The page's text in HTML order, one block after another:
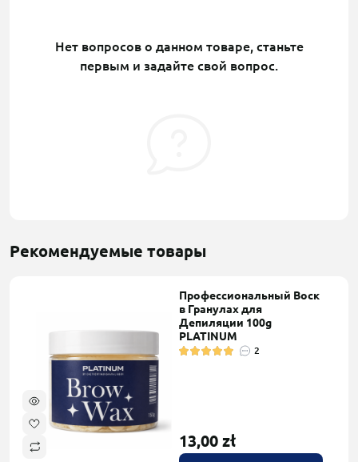
Нет вопросов о данном товаре, станьте
первым и задайте свой вопрос.
Рекомендуемые товары
Профессиональный Воск
в Гранулах для
Депиляции 100g
PLATINUM
2
13,00 zł